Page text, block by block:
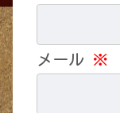
メール ※